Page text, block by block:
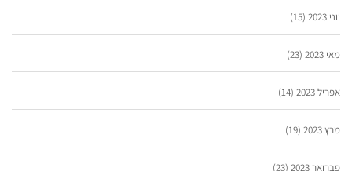
יוני 2023 (15)
מאי 2023 (23)
אפריל 2023 (14)
מרץ 2023 (19)
פברואר 2023 (23)